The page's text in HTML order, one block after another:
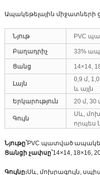
Ապակեթելային միջատների
Նյութ PVC
Բաղադրիչ 33%
Ցանց 14×14,
Լայն
0,9 մ,
և այլն
Երկարություն
20 մ, 30
Գույն
Սև,
որպես
Նյութը՝PVC պատված
Ցանցի չափսը՝14×14, 18×16,
Գույնը։Սև, մոխրագույն,